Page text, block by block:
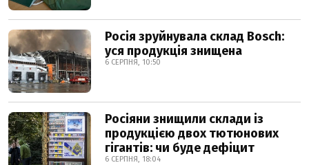
Росія зруйнувала склад Bosch:
уся продукція знищена
6 СЕРПНЯ, 10:50
Росіяни знищили склади із
продукцією двох тютюнових
гігантів: чи буде дефіцит
6 СЕРПНЯ, 18:04